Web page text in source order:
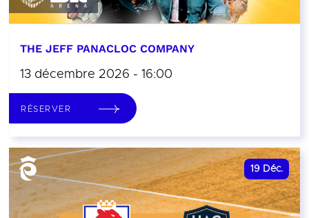
THE JEFF PANACLOC COMPANY
13 décembre 2026 - 16:00
RÉSERVER
19 Déc.